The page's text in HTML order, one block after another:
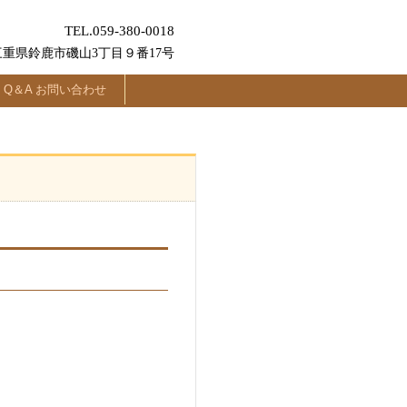
TEL.059-380-0018
重県鈴鹿市磯山3丁目９番17号
Q＆A お問い合わせ